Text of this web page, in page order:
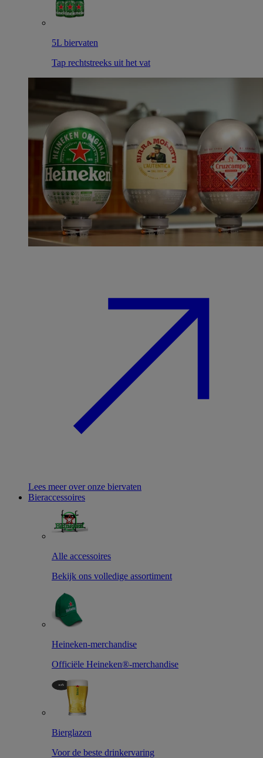
5L biervaten
Tap rechtstreeks uit het vat
Lees meer over onze biervaten
Bieraccessoires
Alle accessoires
Bekijk ons volledige assortiment
Heineken-merchandise
Officiële Heineken®-merchandise
Bierglazen
Voor de beste drinkervaring